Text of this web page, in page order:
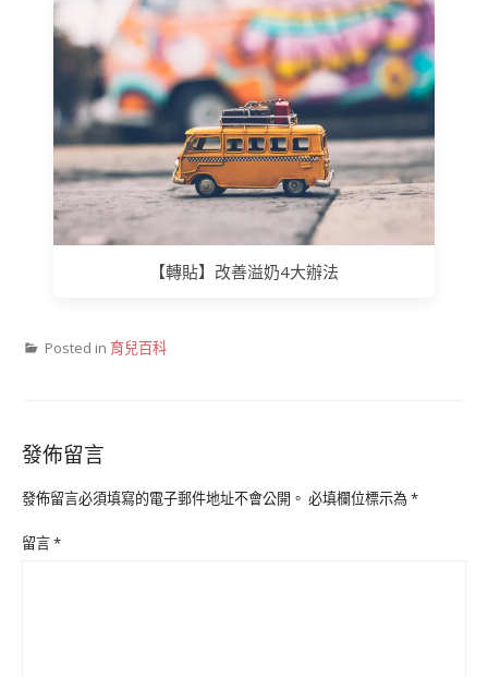
【轉貼】改善溢奶4大辦法
Posted in 育兒百科
發佈留言
發佈留言必須填寫的電子郵件地址不會公開。 必填欄位標示為*
留言*